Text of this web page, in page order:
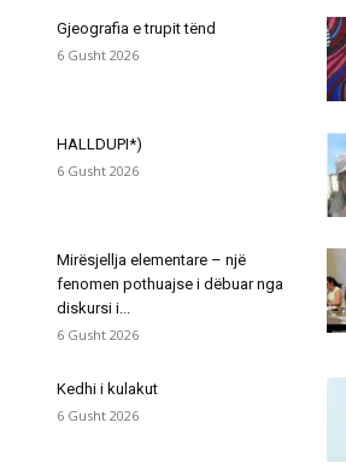
Gjeografia e trupit tënd
6 Gusht 2026
HALLDUPI*)
6 Gusht 2026
Mirësjellja elementare – një
fenomen pothuajse i dëbuar nga
diskursi i...
6 Gusht 2026
Kedhi i kulakut
6 Gusht 2026